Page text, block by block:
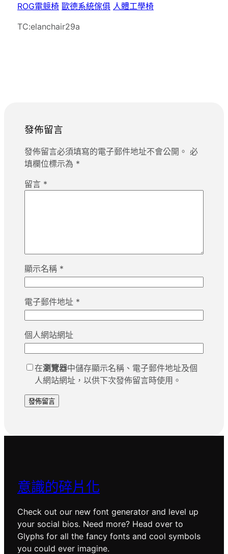
ROG電競椅 歐德系統傢俱 人體工學椅
TC:elanchair29a
發佈留言
發佈留言必須填寫的電子郵件地址不會公開。 必
填欄位標示為 *
留言 *
顯示名稱 *
電子郵件地址 *
個人網站網址
在瀏覽器中儲存顯示名稱、電子郵件地址及個
人網站網址，以供下次發佈留言時使用。
意識的碎片化
Check out our new font generator and level up
your social bios. Need more? Head over to
Glyphs for all the fancy fonts and cool symbols
you could ever imagine.